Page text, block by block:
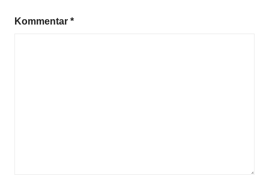
,Kommentar *